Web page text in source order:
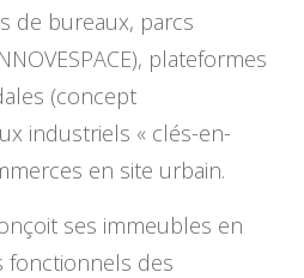
de bureaux, parcs
plateformes
(concept
industriels « clés-en-
en site urbain.
ses immeubles en
fonctionnels des